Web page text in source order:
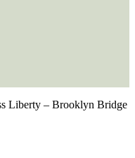
Liberty – Brooklyn Bridge